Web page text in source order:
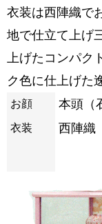
衣装は西陣織で
地で仕立て上げ
上げたコンパ
ク色に仕上げた
お顔 本頭（
衣装 西陣織